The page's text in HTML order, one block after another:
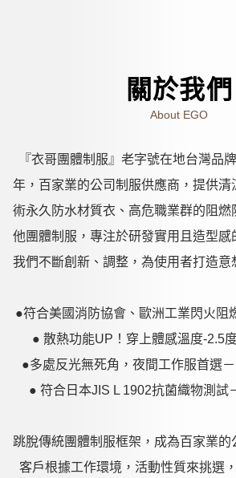
關於我們
About EGO
『衣哥團體制服』老字號在地台灣品
年，百家業的公司制服供應商，提供清
術永久防水材質衣、高危職業群的阻燃
他團體制服，專注於研發實用且造型感
我們不斷創新、調整，為使用者打造意
●符合美國消防協會、歐洲工業閃火阻
● 散熱功能UP！穿上體感溫度-2.5
●多處反光無死角，夜間工作服首選
● 符合日本JIS L 1902抗菌織物測試
跳脫傳統團體制服框架，成為百家業
客戶根據工作環境，活動性質來挑選